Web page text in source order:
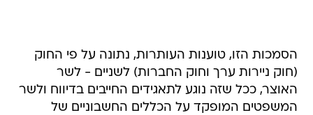
הסמכות הזו, טוענות העותרות, נתונה על פי החוק
(חוק ניירות ערך וחוק החברות) לשניים - לשר
האוצר, ככל שזה נוגע לתאגידים החייבים בדיווח ולשר
המשפטים המופקד על הכללים החשבוניים של